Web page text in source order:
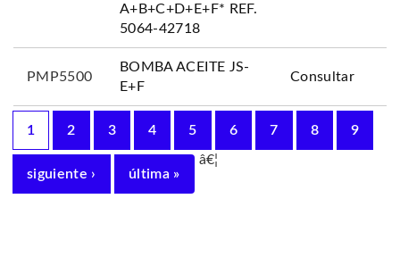
A+B+C+D+E+F* REF.
5064-42718
PMP5500
BOMBA ACEITE JS-
E+F
Consultar
1 2 3 4 5 6 7 8 9
â€¦
siguiente ›
última »